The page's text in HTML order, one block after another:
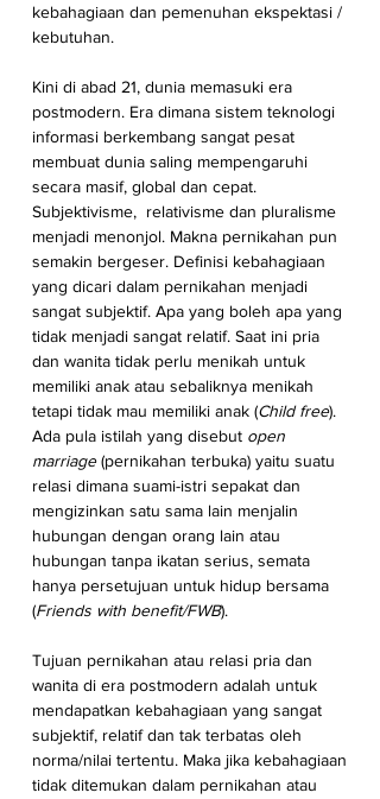
kebahagiaan dan pemenuhan ekspektasi /
kebutuhan.
Kini di abad 21, dunia memasuki era
postmodern. Era dimana sistem teknologi
informasi berkembang sangat pesat
membuat dunia saling mempengaruhi
secara masif, global dan cepat.
Subjektivisme,  relativisme dan pluralisme
menjadi menonjol. Makna pernikahan pun
semakin bergeser. Definisi kebahagiaan
yang dicari dalam pernikahan menjadi
sangat subjektif. Apa yang boleh apa yang
tidak menjadi sangat relatif. Saat ini pria
dan wanita tidak perlu menikah untuk
memiliki anak atau sebaliknya menikah
tetapi tidak mau memiliki anak (Child free).
Ada pula istilah yang disebut open
marriage (pernikahan terbuka) yaitu suatu
relasi dimana suami-istri sepakat dan
mengizinkan satu sama lain menjalin
hubungan dengan orang lain atau
hubungan tanpa ikatan serius, semata
hanya persetujuan untuk hidup bersama
(Friends with benefit/FWB).
Tujuan pernikahan atau relasi pria dan
wanita di era postmodern adalah untuk
mendapatkan kebahagiaan yang sangat
subjektif, relatif dan tak terbatas oleh
norma/nilai tertentu. Maka jika kebahagiaan
tidak ditemukan dalam pernikahan atau